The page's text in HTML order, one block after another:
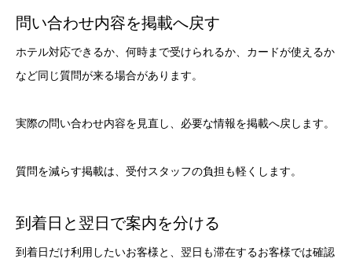
問い合わせ内容を掲載へ戻す
ホテル対応できるか、何時まで受けられるか、カードが使えるか
など同じ質問が来る場合があります。
実際の問い合わせ内容を見直し、必要な情報を掲載へ戻します。
質問を減らす掲載は、受付スタッフの負担も軽くします。
到着日と翌日で案内を分ける
到着日だけ利用したいお客様と、翌日も滞在するお客様では確認